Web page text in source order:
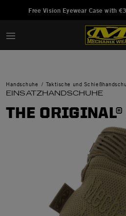
Free Vision Eyewear Case with
Handschuhe Taktische und
EINSATZHANDSCHUHE
THE ORIGINAL®
Hinzugefügt zu Wunschliste